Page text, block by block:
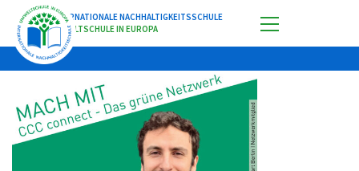
INTERNATIONALE NACHHALTIGKEITSSCHULE
UMWELTSCHULE IN EUROPA